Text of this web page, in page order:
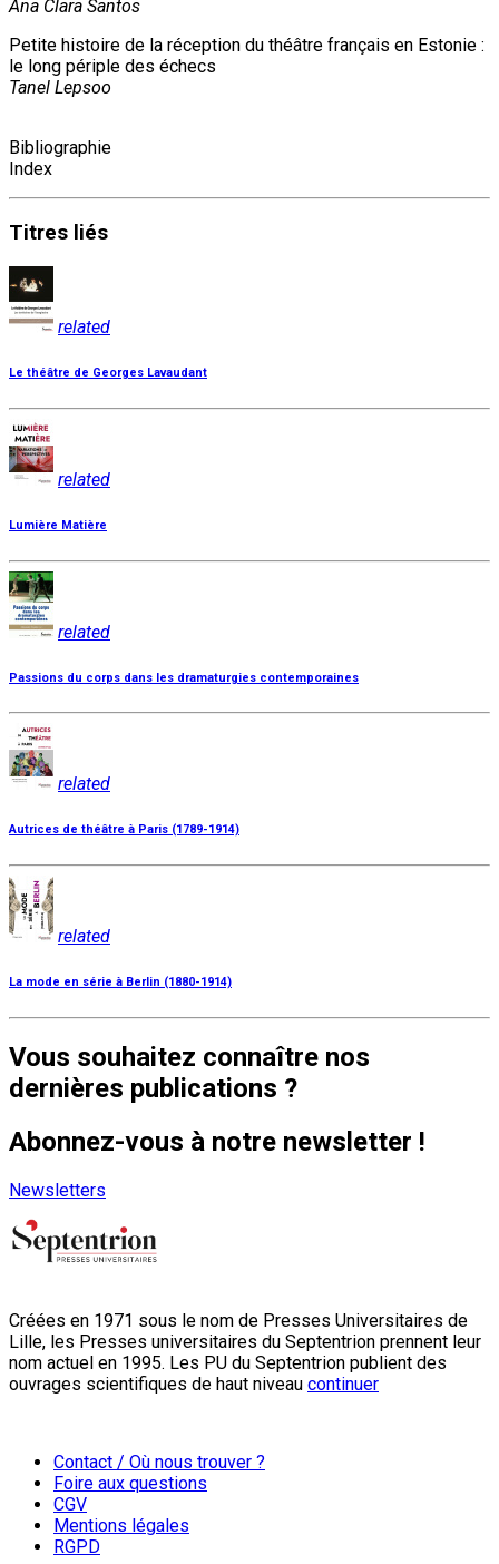
Ana Clara Santos
Petite histoire de la réception du théâtre français en Estonie :
le long périple des échecs
Tanel Lepsoo
Bibliographie
Index
Titres liés
related
Le théâtre de Georges Lavaudant
related
Lumière Matière
related
Passions du corps dans les dramaturgies contemporaines
related
Autrices de théâtre à Paris (1789-1914)
related
La mode en série à Berlin (1880-1914)
Vous souhaitez connaître nos
dernières publications ?
Abonnez-vous à notre newsletter !
Newsletters
Créées en 1971 sous le nom de Presses Universitaires de
Lille, les Presses universitaires du Septentrion prennent leur
nom actuel en 1995. Les PU du Septentrion publient des
ouvrages scientifiques de haut niveau continuer
Contact / Où nous trouver ?
Foire aux questions
CGV
Mentions légales
RGPD